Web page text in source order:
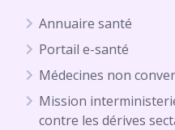
Annuaire santé
Portail e-santé
Médecines non
Mission
contre les dérives